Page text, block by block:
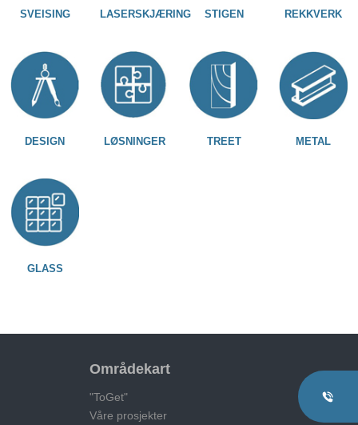
SVEISING LASERSKJÆRING STIGEN REKKVERK
DESIGN LØSNINGER TREET METAL
GLASS
Områdekart
"ToGet"
Våre prosjekter